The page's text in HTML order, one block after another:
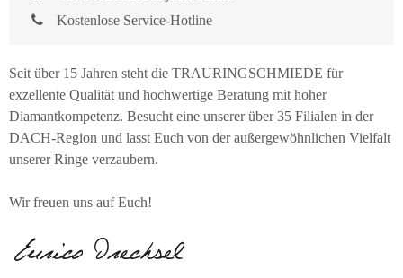
Kostenlose Service-Hotline
Seit über 15 Jahren steht die TRAURINGSCHMIEDE für
exzellente Qualität und hochwertige Beratung mit hoher
Diamantkompetenz. Besucht eine unserer über 35 Filialen in der
DACH-Region und lasst Euch von der außergewöhnlichen Vielfalt
unserer Ringe verzaubern.
Wir freuen uns auf Euch!